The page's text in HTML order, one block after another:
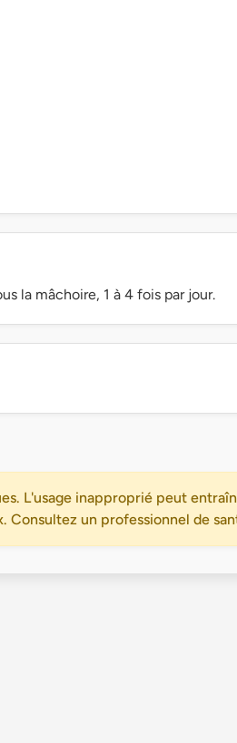
la mâchoire, 1 à 4 fois par jour.
L'usage inapproprié peut
un professionnel de